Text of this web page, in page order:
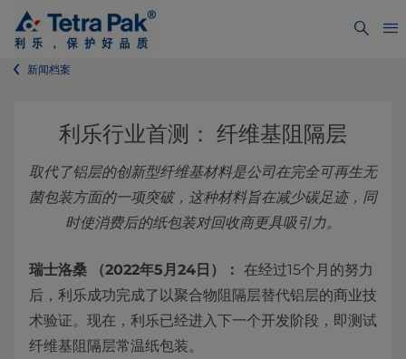
新闻档案
利乐行业首测： 纤维基阻隔层
取代了铝层的创新型纤维基材料是公司在完全可再生无
菌包装方面的一项突破，这种材料旨在减少碳足迹，同
时使消费后的纸包装对回收商更具吸引力。
瑞士洛桑 （2022年5月24日）： 在经过15个月的努力
后，利乐成功完成了以聚合物阻隔层替代铝层的商业技
术验证。现在，利乐已经进入下一个开发阶段，即测试
纤维基阻隔层常温纸包装。